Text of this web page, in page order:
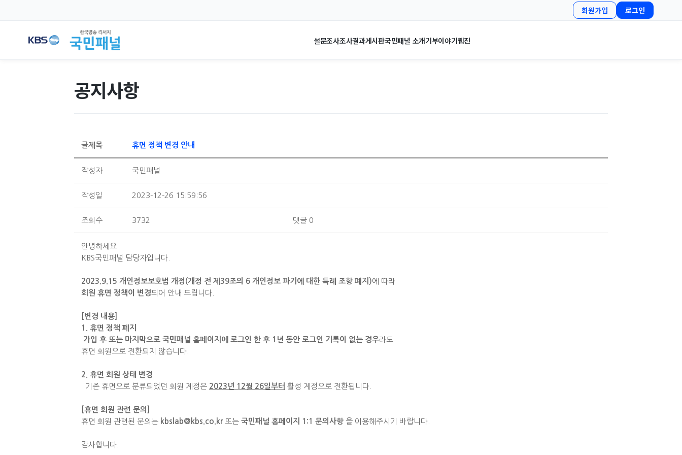
회원가입 로그인
설문조사조사결과게시판국민패널 소개기부이야기웹진
공지사항
글제목 휴면 정책 변경 안내
작성자 국민패널
작성일 2023-12-26 15:59:56
조회수 3732 댓글 0
안녕하세요
KBS국민패널 담당자입니다.
2023.9.15 개인정보보호법 개정(개정 전 제39조의 6 개인정보 파기에 대한 특례 조항 폐지)에 따라
회원 휴면 정책이 변경되어 안내 드립니다.
[변경 내용]
1. 휴면 정책 폐지
가입 후 또는 마지막으로 국민패널 홈페이지에 로그인 한 후 1년 동안 로그인 기록이 없는 경우라도
휴면 회원으로 전환되지 않습니다.
2. 휴면 회원 상태 변경
기존 휴면으로 분류되었던 회원 계정은 2023년 12월 26일부터 활성 계정으로 전환됩니다.
[휴면 회원 관련 문의]
휴면 회원 관련된 문의는 kbslab@kbs.co.kr또는 국민패널 홈페이지 1:1 문의사항 을 이용해주시기 바랍니다.
감사합니다.